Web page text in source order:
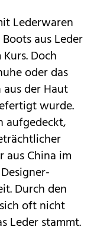
Lederwaren
aus Leder
Doch
oder das
der Haut
wurde.
aufgedeckt,
aus China im
Durch den
oft nicht
Leder stammt.